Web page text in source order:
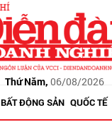
Thứ Năm, 06/08/2026
BẤT ĐỘNG SẢN QUỐC TẾ